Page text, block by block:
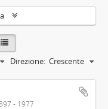
Direzione: Crescente
- 1977